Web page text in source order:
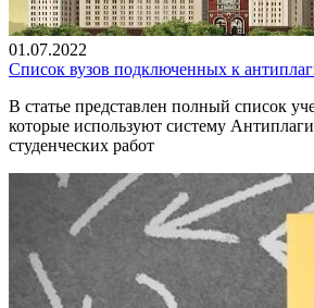
01.07.2022
Список вузов подключенных к
В статье представлен полный список
которые используют систему
студенческих работ